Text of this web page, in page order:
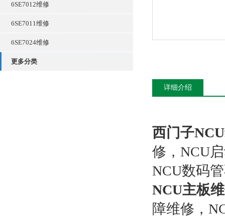
6SE7012维修
6SE7011维修
6SE7024维修
更多分类
详细介绍
西门子
修，NCU
NCU数码
NCU主板
障维修，